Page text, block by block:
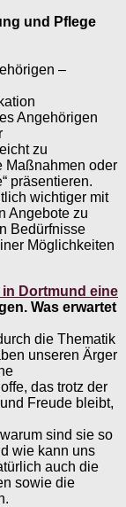
und Pflege
–
Angehörigen
zu
Maßnahmen oder
präsentieren.
wichtiger mit
Angebote zu
Bedürfnisse
Möglichkeiten
in Dortmund eine
Was erwartet
die Thematik
unseren Ärger
das trotz der
Freude bleibt,
sind sie so
wie kann uns
auch die
sowie die